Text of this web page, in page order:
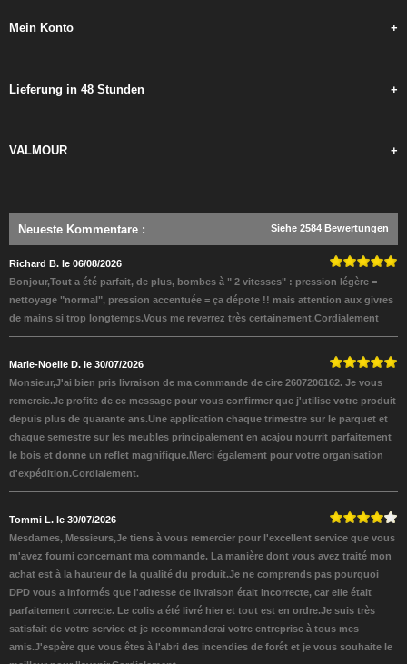
Mein Konto +
Lieferung in 48 Stunden +
VALMOUR +
Neueste Kommentare : Siehe 2584 Bewertungen
Richard B. le 06/08/2026
Bonjour,Tout a été parfait, de plus, bombes à " 2 vitesses" : pression légère =
nettoyage "normal", pression accentuée = ça dépote !! mais attention aux givres
de mains si trop longtemps.Vous me reverrez très certainement.Cordialement
Marie-Noelle D. le 30/07/2026
Monsieur,J'ai bien pris livraison de ma commande de cire 2607206162. Je vous
remercie.Je profite de ce message pour vous confirmer que j'utilise votre produit
depuis plus de quarante ans.Une application chaque trimestre sur le parquet et
chaque semestre sur les meubles principalement en acajou nourrit parfaitement
le bois et donne un reflet magnifique.Merci également pour votre organisation
d'expédition.Cordialement.
Tommi L. le 30/07/2026
Mesdames, Messieurs,Je tiens à vous remercier pour l'excellent service que vous
m'avez fourni concernant ma commande. La manière dont vous avez traité mon
achat est à la hauteur de la qualité du produit.Je ne comprends pas pourquoi
DPD vous a informés que l'adresse de livraison était incorrecte, car elle était
parfaitement correcte. Le colis a été livré hier et tout est en ordre.Je suis très
satisfait de votre service et je recommanderai votre entreprise à tous mes
amis.J'espère que vous êtes à l'abri des incendies de forêt et je vous souhaite le